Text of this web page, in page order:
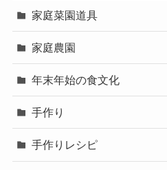
家庭菜園道具
家庭農園
年末年始の食文化
手作り
手作りレシピ